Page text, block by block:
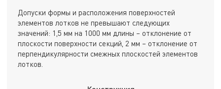
Допуски формы и расположения поверхностей
элементов лотков не превышают следующих
значений: 1,5 мм на 1000 мм длины – отклонение от
плоскости поверхности секций, 2 мм – отклонение от
перпендикулярности смежных плоскостей элементов
лотков.